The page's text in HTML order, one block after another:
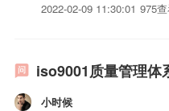
2022-02-09 11:30:01 975
iso9001质量管理体
小时候